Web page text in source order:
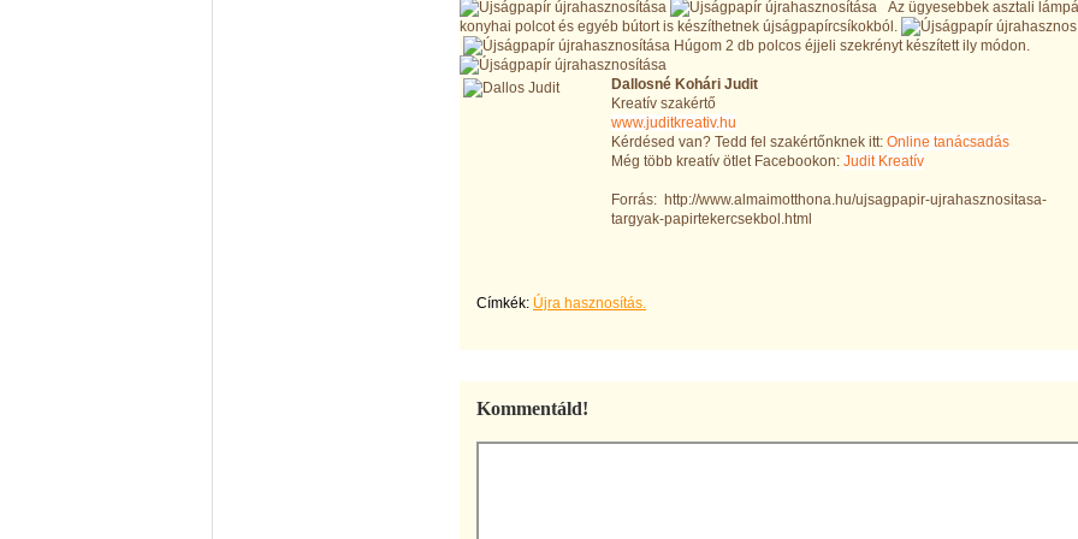
Az ügyesebbek asztali
konyhai polcot és egyéb bútort is készíthetnek újságpapírcsíkokból.
Húgom 2 db polcos éjjeli szekrényt készített ily módon.
Dallosné Kohári Judit
Kreatív szakértő
www.juditkreativ.hu
Kérdésed van? Tedd fel szakértőnknek itt: Online tanácsadás
Még több kreatív ötlet Facebookon: Judit Kreatív
Forrás: http://www.almaimotthona.hu/ujsagpapir-ujrahasznositasa-
targyak-papirtekercsekbol.html
Címkék: Újra hasznosítás.
Kommentáld!